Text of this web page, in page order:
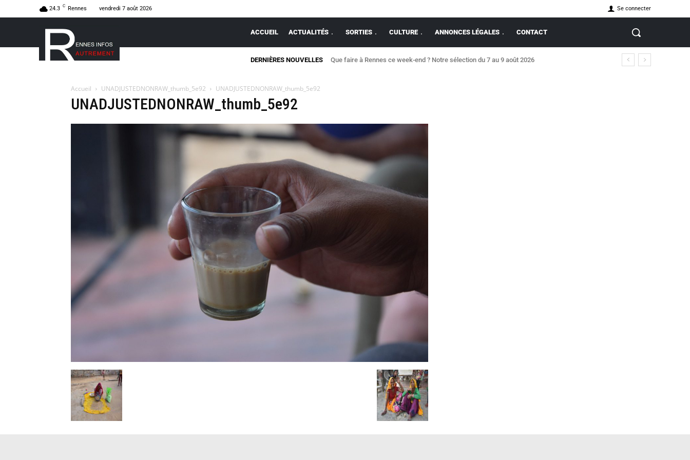
24.3 C Rennes vendredi 7 août 2026 Se connecter
ACCUEIL ACTUALITÉS SORTIES CULTURE ANNONCES LÉGALES CONTACT
DERNIÈRES NOUVELLES Que faire à Rennes ce week-end ? Notre sélection du 7 au 9 août 2026
Accueil UNADJUSTEDNONRAW_thumb_5e92 UNADJUSTEDNONRAW_thumb_5e92
UNADJUSTEDNONRAW_thumb_5e92